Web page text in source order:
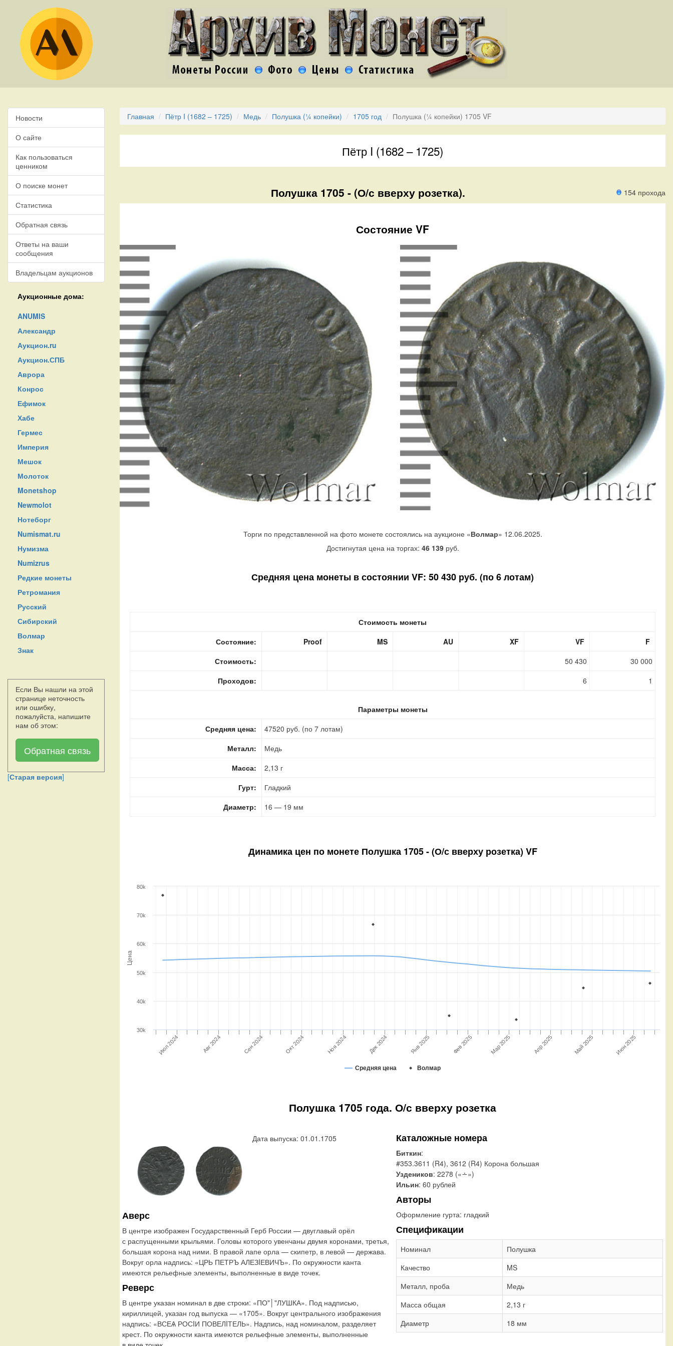
Новости
О сайте
Как пользоваться
ценником
О поиске монет
Статистика
Обратная связь
Ответы на ваши
сообщения
Владельцам аукционов
Аукционные дома:
ANUMIS
Александр
Аукцион.ru
Аукцион.СПБ
Аврора
Конрос
Ефимок
Хабе
Гермес
Империя
Мешок
Молоток
Monetshop
Newmolot
Нотеборг
Numismat.ru
Нумизма
Numizrus
Редкие монеты
Ретромания
Русский
Сибирский
Волмар
Знак
Если Вы нашли на этой
странице неточность
или ошибку,
пожалуйста, напишите
нам об этом:
Обратная связь
[Старая версия]
Главная Пётр I (1682 – 1725) Медь Полушка (¼ копейки) 1705 год Полушка (¼ копейки) 1705 VF
Пётр I (1682 – 1725)
154 прохода
Полушка 1705 - (О/с вверху розетка).
Состояние VF
Торги по представленной на фото монете состоялись на аукционе «Волмар» 12.06.2025.
Достигнутая цена на торгах: 46 139руб.
Средняя цена монеты в состоянии VF: 50 430 руб. (по 6 лотам)
Стоимость монеты
Состояние:
Proof MS AU XF VF
F
Стоимость:
50 430
30 000
Проходов:
6 1
Параметры монеты
Средняя цена:
47520 руб. (по 7 лотам)
Металл:
Медь
Масса:
2,13 г
Гурт:
Гладкий
Диаметр:
16 — 19 мм
Динамика цен по монете Полушка 1705 - (О/с вверху розетка) VF
Цена
Средняя цена Волмар
Июл 2024 Авг 2024 Сен 2024 Окт 2024 Ноя 2024 Дек 2024 Янв 2025 Фев 2025 Мар 2025 Апр 2025 Май 2025 Июн 2025
30k
40k
50k
60k
70k
80k
Полушка 1705 года. О/с вверху розетка
Дата выпуска: 01.01.1705
Аверс
В центре изображен Государственный Герб России — двуглавый орёл
с распущенными крыльями. Головы которого увенчаны двумя коронами, третья,
большая корона над ними. В правой лапе орла — скипетр, в левой — держава.
Вокруг орла надпись: «ЦРЬ ПЕТРЪ АЛЕЗIЕВИЧЪ». По окружности канта
имеются рельефные элементы, выполненные в виде точек.
Реверс
В центре указан номинал в две строки: «ПО"│"ЛУШКА». Под надписью,
кириллицей, указан год выпуска — «1705». Вокруг центрального изображения
надпись: «ВСЕѦ РОСIИ ПОВЕЛIТЕЛЬ». Надпись, над номиналом, разделяет
крест. По окружности канта имеются рельефные элементы, выполненные
Каталожные номера
Биткин:
#353.3611 (R4), 3612 (R4) Корона большая
Уздеников: 2278 («∸»)
Ильин: 60 рублей
Авторы
Оформление гурта: гладкий
Спецификации
Номинал
Полушка
Качество
MS
Металл, проба
Медь
Масса общая
2,13 г
Диаметр
18 мм